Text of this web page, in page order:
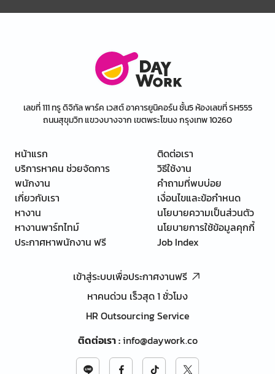
เลขที่ 111 ทรู ดิจิทัล พาร์ค เวสต์ อาคารยูนิคอร์น ชั้น5 ห้องเลขที่ SH555
ถนนสุขุมวิท แขวงบางจาก เขตพระโขนง กรุงเทพ 10260
หน้าแรก
บริการหาคน ช่วยจัดการ
พนักงาน
เกี่ยวกับเรา
หางาน
หางานพาร์ทไทม์
ประกาศหาพนักงาน ฟรี
ติดต่อเรา
วิธีใช้งาน
คำถามที่พบบ่อย
เงื่อนไขและข้อกำหนด
นโยบายความเป็นส่วนตัว
นโยบายการใช้ข้อมูลคุกกี้
Job Index
เข้าสู่ระบบเพื่อประกาศงานฟรี
หาคนด่วน เร็วสุด 1 ชั่วโมง
HR Outsourcing Service
ติดต่อเรา:info@daywork.co